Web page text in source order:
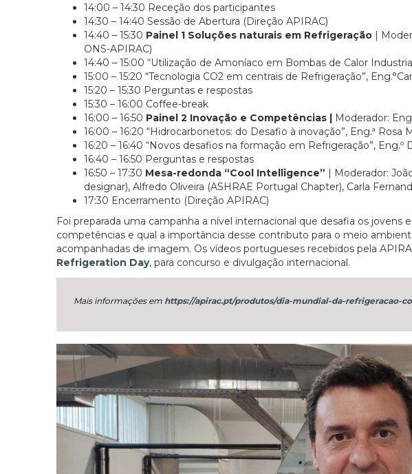
14:00 – 14:30 Receção dos participantes
14:30 – 14:40 Sessão de Abertura (Direção APIRAC)
14:40 – 15:30 Painel 1 Soluções naturais em Refrigeração |
ONS-APIRAC)
14:40 – 15:00 “Utilização de Amoníaco em Bombas de Calor
15:00 – 15:20 “Tecnologia CO2 em centrais de Refrigeração”,
15:20 – 15:30 Perguntas e respostas
15:30 – 16:00 Coffee-break
16:00 – 16:50 Painel 2 Inovação e Competências | Moderador:
16:00 – 16:20 “Hidrocarbonetos: do Desafio à inovação”, Eng.ª Rosa
16:20 – 16:40 “Novos desafios na formação em Refrigeração”, Eng.º
16:40 – 16:50 Perguntas e respostas
16:50 – 17:30 Mesa-redonda “Cool Intelligence” | Moderador:
designar), Alfredo Oliveira (ASHRAE Portugal Chapter), Carla
17:30 Encerramento (Direção APIRAC)
Foi preparada uma campanha a nível internacional que desafia os jovens
competências e qual a importância desse contributo para o meio
acompanhadas de imagem. Os vídeos portugueses recebidos pela
Refrigeration Day, para concurso e divulgação internacional.
Mais informações em https://apirac.pt/produtos/dia-mundial-da-refrigeracao-